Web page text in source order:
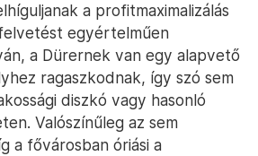
a profitmaximalizálás
egyértelműen
a Dürernek van egy alapvető
ragaszkodnak, így szó sem
diszkó vagy hasonló
Valószínűleg az sem
a fővárosban óriási a